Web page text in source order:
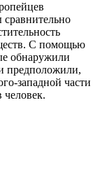
С помощью
обнаружили
предположили,
западной части
человек.